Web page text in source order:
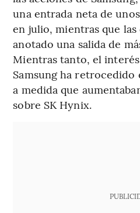
una entrada neta de
en julio, mientras que las
anotado una salida de
Mientras tanto, el
Samsung ha retrocedido
a medida que
sobre SK Hynix.